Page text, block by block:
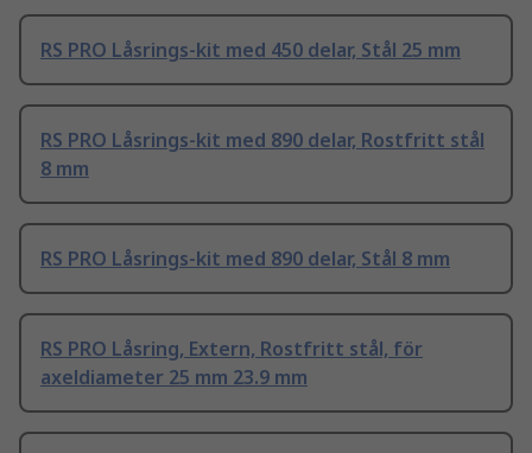
RS PRO Låsrings-kit med 450 delar, Stål 25 mm
RS PRO Låsrings-kit med 890 delar, Rostfritt stål
8 mm
RS PRO Låsrings-kit med 890 delar, Stål 8 mm
RS PRO Låsring, Extern, Rostfritt stål, för
axeldiameter 25 mm 23.9 mm